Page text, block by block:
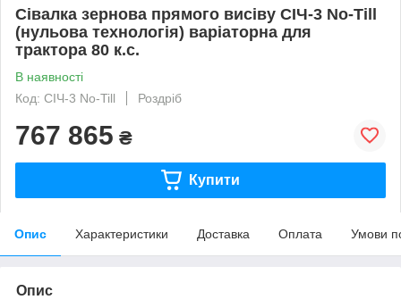
Сівалка зернова прямого висіву СІЧ-3 No-Till
(нульова технологія) варіаторна для
трактора 80 к.с.
В наявності
Код: СІЧ-3 No-Till
Роздріб
767 865 ₴
Купити
Опис Характеристики Доставка Оплата Умови
Опис